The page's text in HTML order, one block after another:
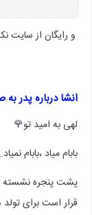
و رایگان از سایت
انشا درباره پدر
لهی به امید تو🌹
بابام میاد ،بابام
پشت پنجره نشسته
قرار است برای